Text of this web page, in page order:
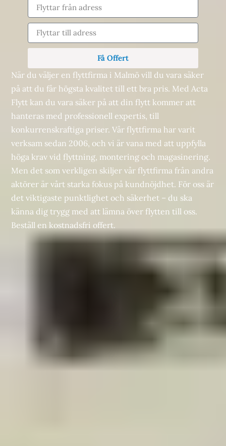
Få Offert
Alternative:
När du väljer en flyttfirma i Malmö vill du vara säker
på att du får högsta kvalitet till ett bra pris. Med Acta
Flytt kan du vara säker på att din flytt kommer att
hanteras med professionell expertis, till
konkurrenskraftiga priser. Vår flyttfirma har varit
verksam sedan 2006, och vi är vana med att uppfylla
höga krav vid flyttning, montering och magasinering.
Men det som verkligen skiljer vår flyttfirma från andra
aktörer är vårt starka fokus på kundnöjdhet. För oss är
det viktigaste punktlighet och säkerhet – du ska
känna dig trygg med att lämna över flytten till oss.
Beställ enkostnadsfri offert.